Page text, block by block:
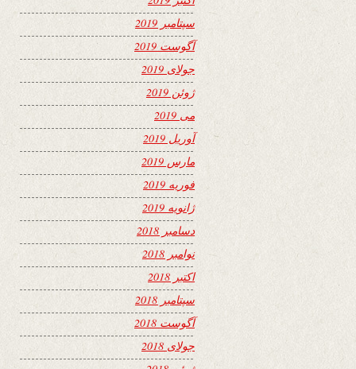
سپتامبر 2019
آگوست 2019
جولای 2019
ژوئن 2019
می 2019
آوریل 2019
مارس 2019
فوریه 2019
ژانویه 2019
دسامبر 2018
نوامبر 2018
اکتبر 2018
سپتامبر 2018
آگوست 2018
جولای 2018